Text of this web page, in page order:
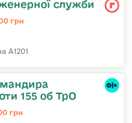
служби
грн
А1201
155 об ТрО
грн